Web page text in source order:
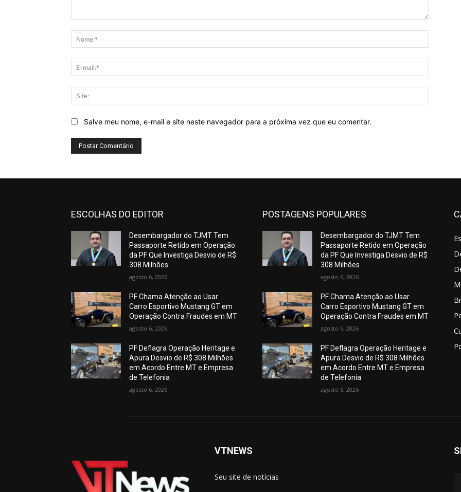
mail:*
Salve meu nome, e-mail e site neste navegador para a próxima vez que eu comentar.
ESCOLHAS DO EDITOR
Desembargador do TJMT Tem
Passaporte Retido em Operação
da PF Que Investiga Desvio de R$
308 Milhões
agosto 6, 2026
PF Chama Atenção ao Usar
Carro Esportivo Mustang GT em
Operação Contra Fraudes em MT
agosto 6, 2026
PF Deflagra Operação Heritage e
Apura Desvio de R$ 308 Milhões
em Acordo Entre MT e Empresa
de Telefonia
agosto 6, 2026
POSTAGENS POPULARES
Desembargador do TJMT Tem
Passaporte Retido em Operação
da PF Que Investiga Desvio de R$
308 Milhões
agosto 6, 2026
PF Chama Atenção ao Usar
Carro Esportivo Mustang GT em
Operação Contra Fraudes em MT
agosto 6, 2026
PF Deflagra Operação Heritage e
Apura Desvio de R$ 308 Milhões
em Acordo Entre MT e Empresa
de Telefonia
agosto 6, 2026
VTNEWS
Seu site de notícias